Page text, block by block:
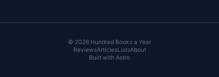
© 2026 Hundred Books a Year
ReviewsArticlesListsAbout
Built with Astro